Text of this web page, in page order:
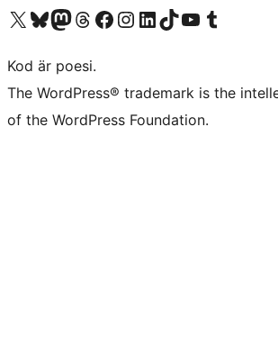
Besök vår X-konto (f.d. Twitter)
Besök vårt Bluesky-konto
Besök vårt Mastodon-konto
Besök vårt Thread-konto
Besök vår Facebook-sidaBesök vårt Instagram-konto
Besök vårt LinkedIn-konto
Besök vårt TikTok-konto
Besök vår YouTube-kanalBesök vårt Tumblr-konto
Kod är poesi.
The WordPress® trademark is the
of the WordPress Foundation.